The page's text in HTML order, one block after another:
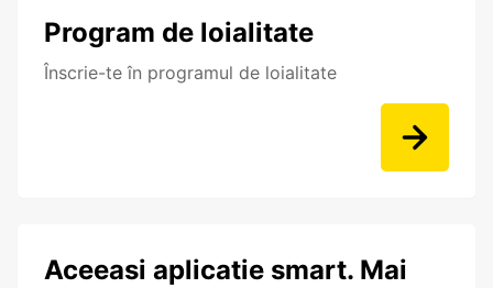
Program de loialitate
Înscrie-te în programul de loialitate
Aceeasi aplicatie smart. Mai